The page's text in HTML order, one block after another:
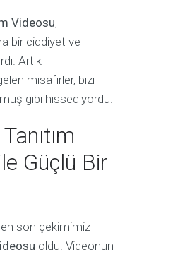
Videosu,
bir ciddiyet ve
Artık
misafirler, bizi
gibi hissediyordu.
Güçlü Bir
son çekimimiz
oldu. Videonun